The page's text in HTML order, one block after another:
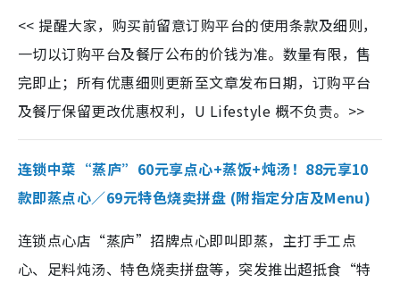
<< 提醒大家，购买前留意订购平台的使用条款及细则，
一切以订购平台及餐厅公布的价钱为准。数量有限，售
完即止；所有优惠细则更新至文章发布日期，订购平台
及餐厅保留更改优惠权利，U Lifestyle 概不负责。>>
连锁中菜“蒸庐”60元享点心+蒸饭+炖汤！88元享10
款即蒸点心／69元特色烧卖拼盘 (附指定分店及Menu)
连锁点心店“蒸庐”招牌点心即叫即蒸，主打手工点
心、足料炖汤、特色烧卖拼盘等，突发推出超抵食“特